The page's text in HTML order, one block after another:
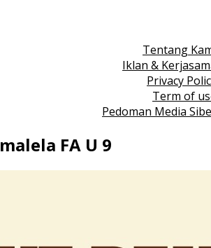
Tentang
Iklan &
Privacy
Term of
Pedoman Media
FA U 9